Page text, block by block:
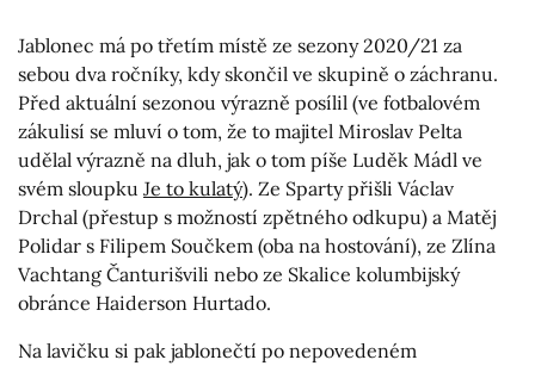
Jablonec má po třetím místě ze sezony 2020/21 za
sebou dva ročníky, kdy skončil ve skupině o záchranu.
Před aktuální sezonou výrazně posílil (ve fotbalovém
zákulisí se mluví o tom, že to majitel Miroslav Pelta
udělal výrazně na dluh, jak o tom píše Luděk Mádl ve
svém sloupku Je to kulatý). Ze Sparty přišli Václav
Drchal (přestup s možností zpětného odkupu) a Matěj
Polidar s Filipem Součkem (oba na hostování), ze Zlína
Vachtang Čanturišvili nebo ze Skalice kolumbijský
obránce Haiderson Hurtado.
Na lavičku si pak jablonečtí po nepovedeném